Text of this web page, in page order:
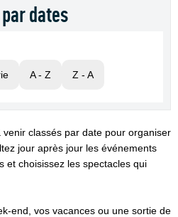
dates
A - Z Z - A
classés par date pour organiser
jour après jour les événements
et choisissez les spectacles qui
end, vos vacances ou une sortie de